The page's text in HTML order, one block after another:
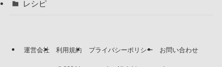
レシピ
運営会社 利用規約 プライバシーポリシー お問い合わせ